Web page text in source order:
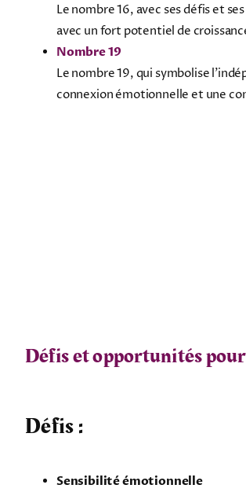
Le nombre 16, avec ses défis et
avec un fort potentiel de
Nombre 19
Le nombre 19, qui symbolise
connexion émotionnelle et une
Défis et opportunités
Défis :
Sensibilité émotionnelle